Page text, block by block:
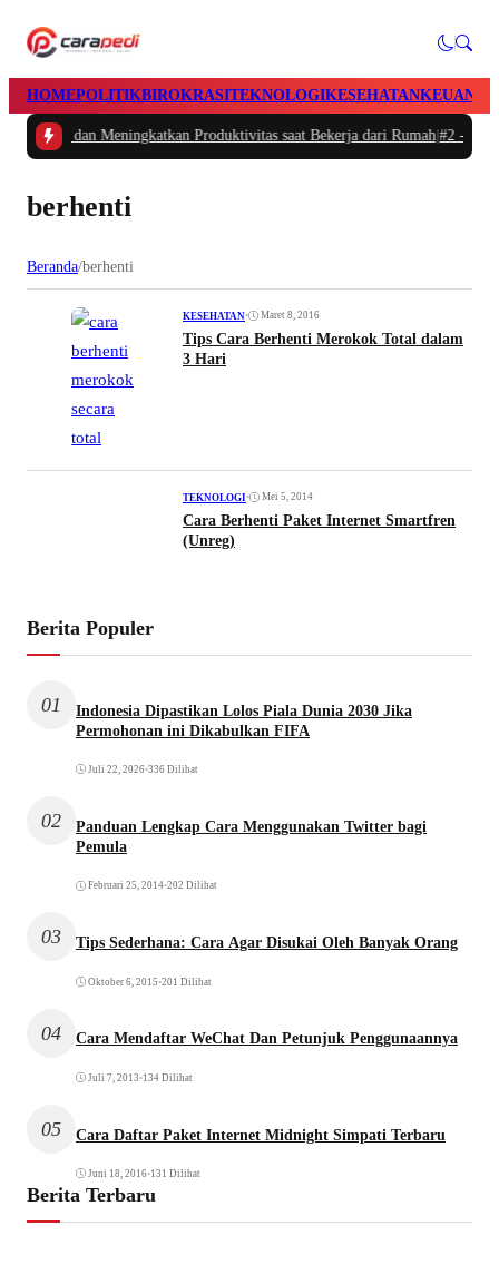
HOMEPOLITIKBIROKRASITEKNOLOGIKESEHATAN
Waktu dan Meningkatkan Produktivitas saat Bekerja dari Rumah|#2 -
berhenti
Beranda/berhenti
KESEHATAN• Maret 8, 2016
Tips Cara Berhenti Merokok Total dalam
3 Hari
TEKNOLOGI • Mei 5, 2014
Cara Berhenti Paket Internet Smartfren
(Unreg)
Berita Populer
01
Indonesia Dipastikan Lolos Piala Dunia 2030 Jika
Permohonan ini Dikabulkan FIFA
Juli 22, 2026•336 Dilihat
02
Panduan Lengkap Cara Menggunakan Twitter bagi
Pemula
Februari 25, 2014•202 Dilihat
03 Tips Sederhana: Cara Agar Disukai Oleh Banyak Orang
Oktober 6, 2015 •201 Dilihat
04 Cara Mendaftar WeChat Dan Petunjuk Penggunaannya
Juli 7, 2013 •134 Dilihat
05 Cara Daftar Paket Internet Midnight Simpati Terbaru
Juni 18, 2016•131 Dilihat
Berita Terbaru